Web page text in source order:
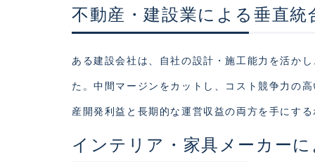
不動産・建設業による垂直統
ある建設会社は、自社の設計・施工能力を活か
た。中間マージンをカットし、コスト競争力の
産開発利益と長期的な運営収益の両方を手にす
インテリア・家具メーカー